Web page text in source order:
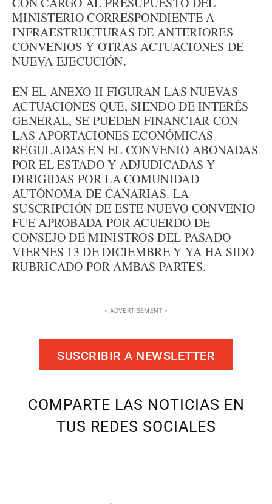
MINISTERIO CORRESPONDIENTE A
INFRAESTRUCTURAS DE ANTERIORES
CONVENIOS Y OTRAS ACTUACIONES DE
NUEVA EJECUCIÓN.
EN EL ANEXO II FIGURAN LAS NUEVAS
ACTUACIONES QUE, SIENDO DE INTERÉS
GENERAL, SE PUEDEN FINANCIAR CON
LAS APORTACIONES ECONÓMICAS
REGULADAS EN EL CONVENIO ABONADAS
POR EL ESTADO Y ADJUDICADAS Y
DIRIGIDAS POR LA COMUNIDAD
AUTÓNOMA DE CANARIAS. LA
SUSCRIPCIÓN DE ESTE NUEVO CONVENIO
FUE APROBADA POR ACUERDO DE
CONSEJO DE MINISTROS DEL PASADO
VIERNES 13 DE DICIEMBRE Y YA HA SIDO
RUBRICADO POR AMBAS PARTES.
- ADVERTISEMENT -
SUSCRIBIR A NEWSLETTER
COMPARTE LAS NOTICIAS EN
TUS REDES SOCIALES